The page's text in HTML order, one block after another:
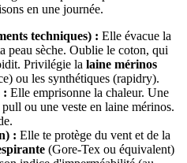
en une journée.
techniques) : Elle évacue la
peau sèche. Oublie le coton, qui
Privilégie la laine mérinos
ou les synthétiques (rapidry).
: Elle emprisonne la chaleur. Une
ou une veste en laine mérinos.
: Elle te protège du vent et de la
(Gore-Tex ou équivalent)